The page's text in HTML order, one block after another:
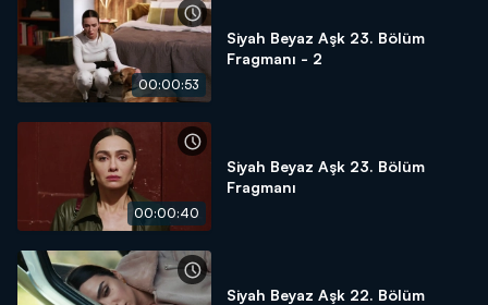
00:00:53
Siyah Beyaz Aşk 23. Bölüm
Fragmanı - 2
00:00:40
Siyah Beyaz Aşk 23. Bölüm
Fragmanı
Siyah Beyaz Aşk 22. Bölüm